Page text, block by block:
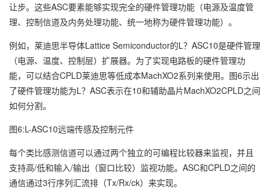
让步。这些ASC要素能够实现完全的硬件管理功能（电源及温度管
理、控制信道及内务处理功能、统一地称为硬件管理功能）。
例如，莱迪思半导体Lattice Semiconductor的L？ASC10是硬件管理
（电源、温度、控制层）扩展器。为了实现电路板的硬件管理功
能，可以结合CPLD莱迪思等低成本MachXO2系列来使用。图6示出
了硬件管理功能为L？ASC表示在10和辅助晶片MachXO2CPLD之间
如何分割。
图6:L-ASC10远端传感及控制元件
每个类比感测信道可以通过两个独立的可编程比较器来监视，并且
支持高/低和输入/输出（窗口比较）监视功能。ASC和CPLD之间的
通信通过3行序列汇流排（Tx/Rx/ck）来实现。